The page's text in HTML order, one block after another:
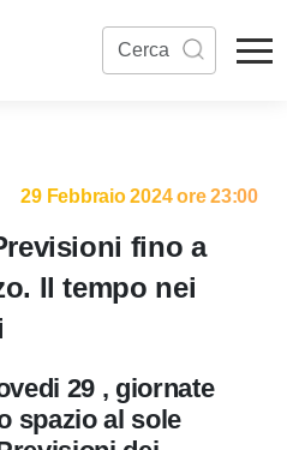
29 Febbraio 2024 ore 23:00
fino a
Il tempo nei
29 , giornate
spazio al sole